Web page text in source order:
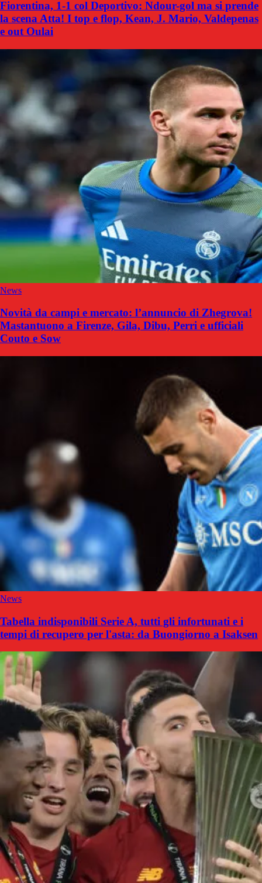
Fiorentina, 1-1 col Deportivo: Ndour-gol ma si prende
la scena Atta! I top e flop, Kean, J. Mario, Valdepenas
e out Oulai
News
Novità da campi e mercato: l’annuncio di Zhegrova!
Mastantuono a Firenze, Gila, Dibu, Perri e ufficiali
Couto e Sow
News
Tabella indisponibili Serie A, tutti gli infortunati e i
tempi di recupero per l'asta: da Buongiorno a Isaksen